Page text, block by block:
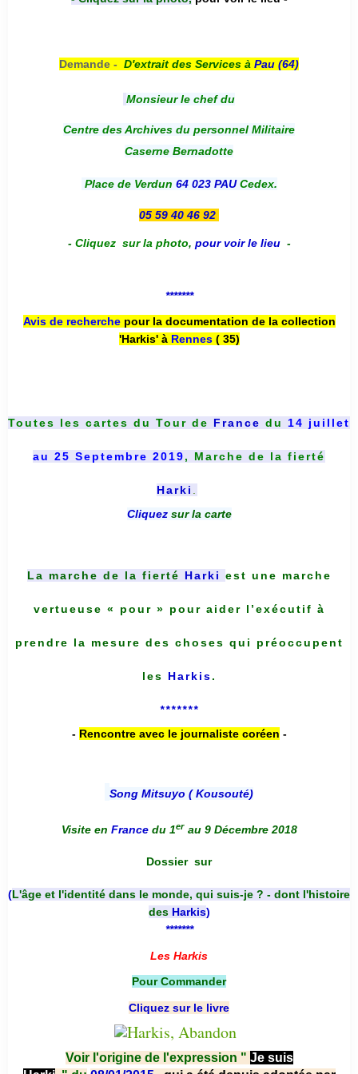
Demande - D'extrait des Services à Pau (64)
Monsieur le chef du
Centre des Archives du personnel Militaire
Caserne Bernadotte
Place de Verdun 64 023 PAUCedex.
05 59 40 46 92
- Cliquez sur la photo, pour voir le lieu -
*******
Avis de recherche pour la documentation de la collection
'Harkis' à Rennes( 35)
Toutes les cartes du Tour de France du 14 juillet
au 25 Septembre 2019, Marche de la fierté
Harki
Cliquez sur la carte
La marche de la fierté Harki est une marche
vertueuse « pour » pour aider l’exécutif à
prendre la mesure des choses qui préoccupent
les Harkis.
*******
- Rencontre avec le journaliste coréen -
Song Mitsuyo ( Kousouté)
Visite en France du 1er au 9 Décembre 2018
Dossier sur
(L'âge et l'identité dans le monde, qui suis-je ? - dont l'histoire
des Harkis)
*******
Les Harkis
Pour Commander
Cliquez sur le livre
Voir l'origine de l'expression " Je suis